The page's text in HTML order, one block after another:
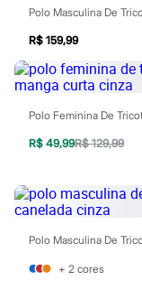
Calçados
Shorts e Bermudas
Tops
Moda íntima
Calcinhas
Cintas e
Meias
Pijamas
Biquínis
Maiôs
Personagens
Blusas e Camisetas
R$ 159,99
R$ 49,99R$ 129,99
+ 2 cores